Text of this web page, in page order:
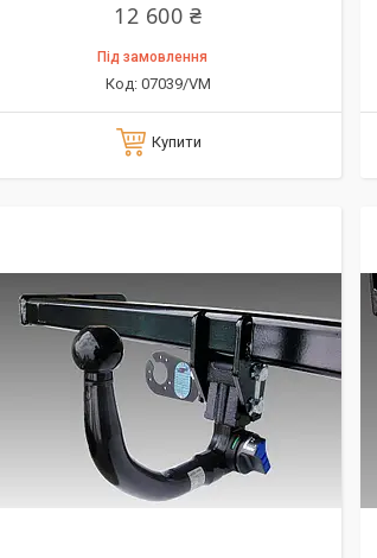
12 600 ₴
Під замовлення
07039/VM
Купити